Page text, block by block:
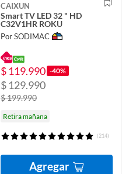
CAIXUN
Smart TV LED 32 " HD
C32V1HR ROKU
Por SODIMAC
$ 119.990 -40%
$ 129.990
$ 199.990
Retira mañana
(214)
Agregar